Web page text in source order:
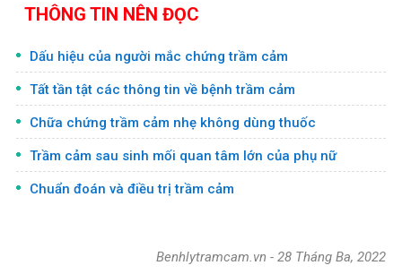
THÔNG TIN NÊN ĐỌC
Dấu hiệu của người mắc chứng trầm cảm
Tất tần tật các thông tin về bệnh trầm cảm
Chữa chứng trầm cảm nhẹ không dùng thuốc
Trầm cảm sau sinh mối quan tâm lớn của phụ nữ
Chuẩn đoán và điều trị trầm cảm
Benhlytramcam.vn -28 Tháng Ba, 2022